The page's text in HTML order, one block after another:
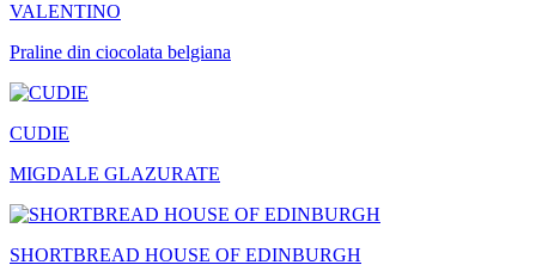
VALENTINO
Praline din ciocolata belgiana
CUDIE
MIGDALE GLAZURATE
SHORTBREAD HOUSE OF EDINBURGH